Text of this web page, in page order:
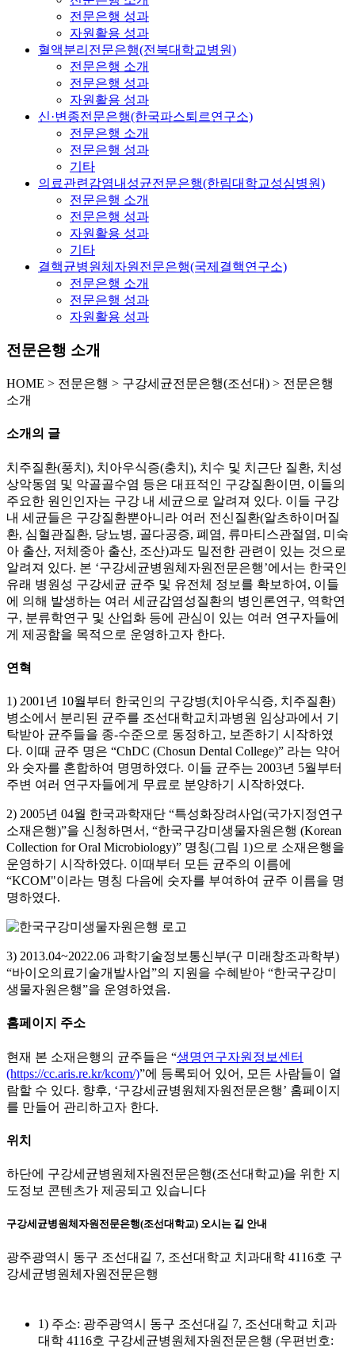
전문은행 성과
자원활용 성과
혈액분리전문은행(전북대학교병원)
전문은행 소개
전문은행 성과
자원활용 성과
신·변종전문은행(한국파스퇴르연구소)
전문은행 소개
전문은행 성과
기타
의료관련감염내성균전문은행(한림대학교성심병원)
전문은행 소개
전문은행 성과
자원활용 성과
기타
결핵균병원체자원전문은행(국제결핵연구소)
전문은행 소개
전문은행 성과
자원활용 성과
전문은행 소개
HOME > 전문은행 > 구강세균전문은행(조선대) > 전문은행
소개
소개의 글
치주질환(풍치), 치아우식증(충치), 치수 및 치근단 질환, 치성
상악동염 및 악골골수염 등은 대표적인 구강질환이면, 이들의
주요한 원인인자는 구강 내 세균으로 알려져 있다. 이들 구강
내 세균들은 구강질환뿐아니라 여러 전신질환(알츠하이머질
환, 심혈관질환, 당뇨병, 골다공증, 폐염, 류마티스관절염, 미숙
아 출산, 저체중아 출산, 조산)과도 밀전한 관련이 있는 것으로
알려져 있다. 본 ‘구강세균병원체자원전문은행’에서는 한국인
유래 병원성 구강세균 균주 및 유전체 정보를 확보하여, 이들
에 의해 발생하는 여러 세균감염성질환의 병인론연구, 역학연
구, 분류학연구 및 산업화 등에 관심이 있는 여러 연구자들에
게 제공함을 목적으로 운영하고자 한다.
연혁
1) 2001년 10월부터 한국인의 구강병(치아우식증, 치주질환)
병소에서 분리된 균주를 조선대학교치과병원 임상과에서 기
탁받아 균주들을 종-수준으로 동정하고, 보존하기 시작하였
다. 이때 균주 명은 “ChDC (Chosun Dental College)” 라는 약어
와 숫자를 혼합하여 명명하였다. 이들 균주는 2003년 5월부터
주변 여러 연구자들에게 무료로 분양하기 시작하였다.
2) 2005년 04월 한국과학재단 “특성화장려사업(국가지정연구
소재은행)”을 신청하면서, “한국구강미생물자원은행 (Korean
Collection for Oral Microbiology)” 명칭(그림 1)으로 소재은행을
운영하기 시작하였다. 이때부터 모든 균주의 이름에
“KCOM"이라는 명칭 다음에 숫자를 부여하여 균주 이름을 명
명하였다.
3) 2013.04~2022.06 과학기술정보통신부(구 미래창조과학부)
“바이오의료기술개발사업”의 지원을 수혜받아 “한국구강미
생물자원은행”을 운영하였음.
홈페이지 주소
현재 본 소재은행의 균주들은 “생명연구자원정보센터
(https://cc.aris.re.kr/kcom/)”에 등록되어 있어, 모든 사람들이 열
람할 수 있다. 향후, ‘구강세균병원체자원전문은행’ 홈페이지
를 만들어 관리하고자 한다.
위치
하단에 구강세균병원체자원전문은행(조선대학교)을 위한 지
도정보 콘텐츠가 제공되고 있습니다
구강세균병원체자원전문은행(조선대학교) 오시는 길 안내
광주광역시 동구 조선대길 7, 조선대학교 치과대학 4116호 구
강세균병원체자원전문은행
1) 주소: 광주광역시 동구 조선대길 7, 조선대학교 치과
대학 4116호 구강세균병원체자원전문은행 (우편번호: